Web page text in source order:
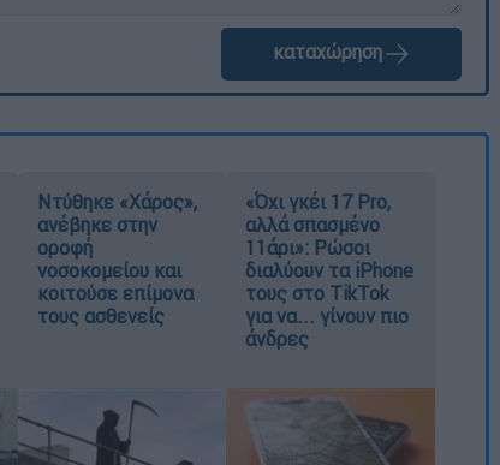
καταχώρηση
Ντύθηκε «Χάρος»,
ανέβηκε στην
οροφή
νοσοκομείου και
κοιτούσε επίμονα
τους ασθενείς
«Όχι γκέι 17 Pro,
αλλά σπασμένο
11άρι»: Ρώσοι
διαλύουν τα iPhone
τους στο TikTok
για να... γίνουν πιο
άνδρες